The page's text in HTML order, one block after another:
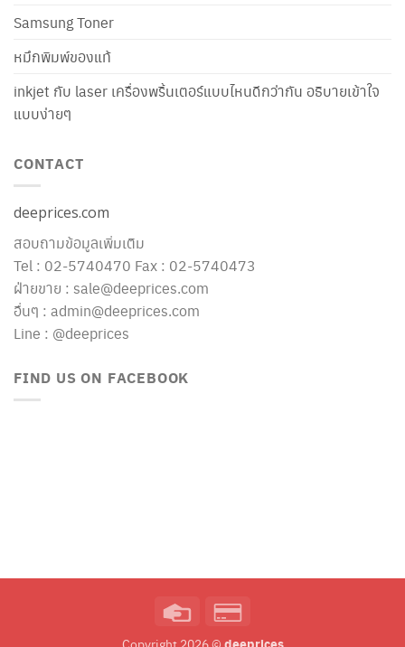
Samsung Toner
หมึกพิมพ์ของแท้
inkjet กับ laser เครื่องพริ้นเตอร์แบบไหนดีกว่ากัน อธิบายเข้าใจ
แบบง่ายๆ
CONTACT
deeprices.com
สอบถามข้อมูลเพิ่มเติม
Tel : 02-5740470 Fax : 02-5740473
ฝ่ายขาย : sale@deeprices.com
อื่นๆ : admin@deeprices.com
Line : @deeprices
FIND US ON FACEBOOK
Credit
Copyright 2026 © deeprices